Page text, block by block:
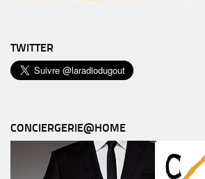
TWITTER
CONCIERGERIE@HOME